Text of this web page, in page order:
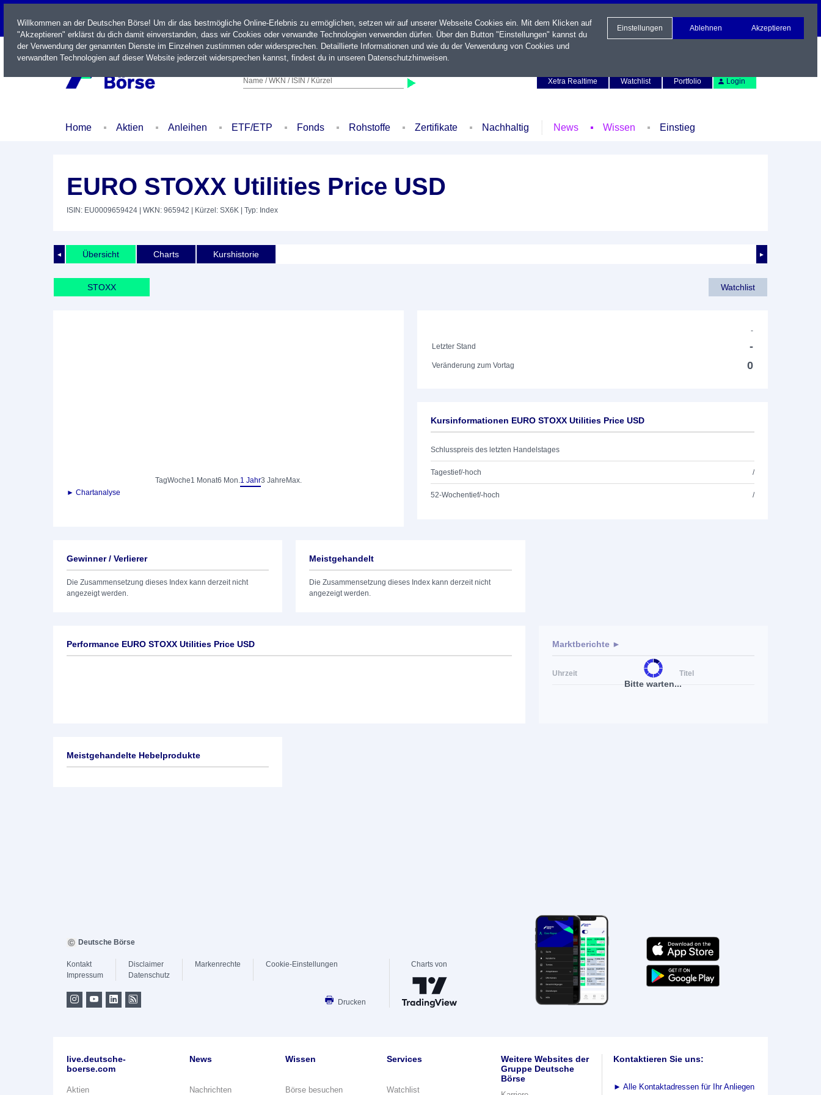
LIVE
Name / WKN / ISIN / Kürzel
Xetra Realtime
Watchlist Portfolio Login
Home Aktien Anleihen ETF/ETP Fonds Rohstoffe Zertifikate Nachhaltig News Wissen Einstieg
EURO STOXX Utilities Price USD
ISIN: EU0009659424 | WKN: 965942 | Kürzel: SX6K | Typ: Index
◄ ►
Übersicht Charts Kurshistorie
STOXX Watchlist
TagWoche1 Monat6 Mon.1 Jahr3 Jahre Max.
► Chartanalyse
-
Letzter Stand
-
Veränderung zum Vortag 0
Kursinformationen EURO STOXX Utilities Price USD
Schlusspreis des letzten Handelstages
Tagestief/-hoch /
52-Wochentief/-hoch /
Gewinner / Verlierer
Die Zusammensetzung dieses Index kann derzeit nicht
angezeigt werden.
Meistgehandelt
Die Zusammensetzung dieses Index kann derzeit nicht
angezeigt werden.
Performance EURO STOXX Utilities Price USD
Bitte warten...
Marktberichte ►
Uhrzeit Titel
Meistgehandelte Hebelprodukte
Willkommen an der Deutschen Börse! Um dir das bestmögliche Online-Erlebnis zu ermöglichen, setzen wir auf unserer Webseite Cookies ein. Mit dem Klicken auf
"Akzeptieren" erklärst du dich damit einverstanden, dass wir Cookies oder verwandte Technologien verwenden dürfen. Über den Button "Einstellungen" kannst du
der Verwendung der genannten Dienste im Einzelnen zustimmen oder widersprechen. Detaillierte Informationen und wie du der Verwendung von Cookies und
verwandten Technologien auf dieser Website jederzeit widersprechen kannst, findest du in unseren Datenschutzhinweisen.
Einstellungen Ablehnen Akzeptieren
Deutsche Börse
Kontakt
Impressum
Disclaimer
Datenschutz
Markenrechte Cookie-Einstellungen
Drucken
Charts von
live.deutsche-
boerse.com
Aktien
News
Nachrichten
Wissen
Börse besuchen
Services
Watchlist
Weitere Websites der
Gruppe Deutsche
Börse
Kontaktieren Sie uns:
► Alle Kontaktadressen für Ihr Anliegen